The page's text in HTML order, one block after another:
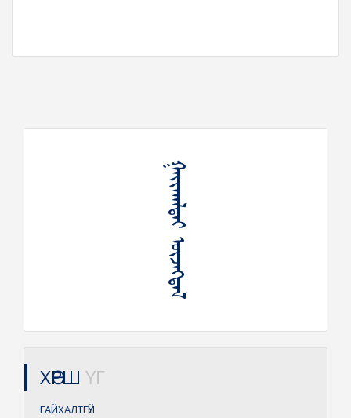
ᠭᠠᠶᠢᠬᠠᠯᠲᠠᠢ ᠦᠵᠡᠭᠳᠡᠯ
ХӨРШ ҮГ
ГАЙХАЛТГҮЙ